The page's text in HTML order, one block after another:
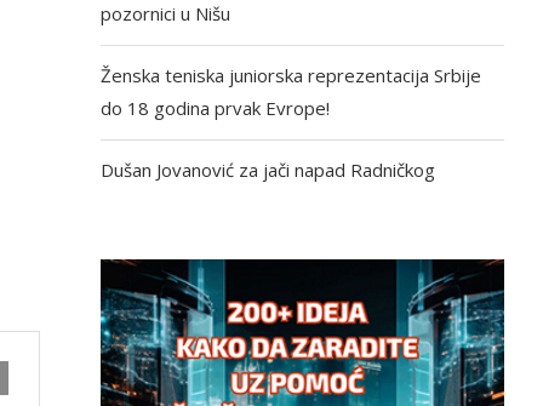
pozornici u Nišu
Ženska teniska juniorska reprezentacija Srbije
do 18 godina prvak Evrope!
Dušan Jovanović za jači napad Radničkog